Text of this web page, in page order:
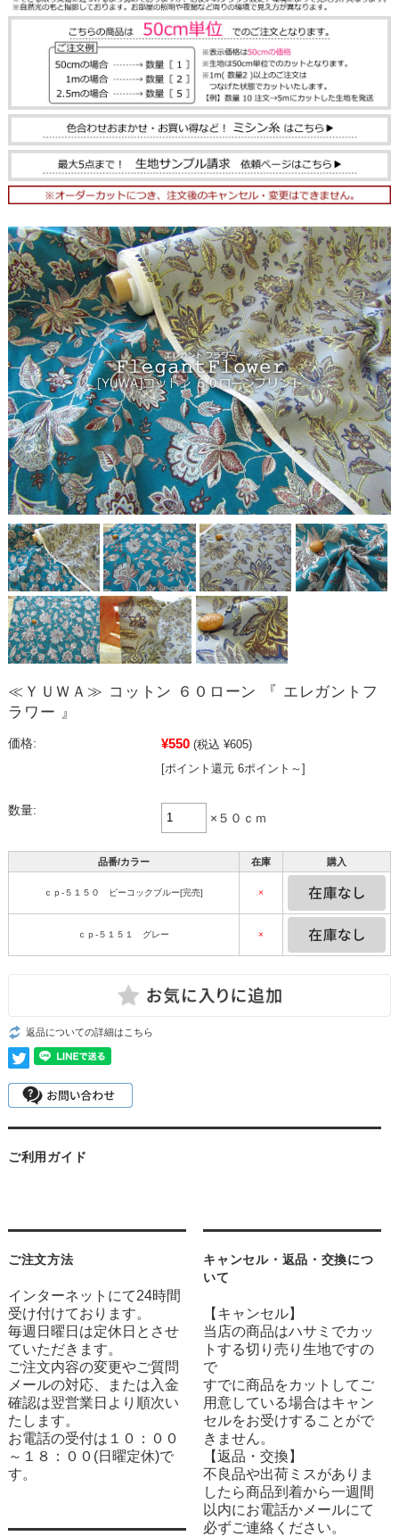
≪ＹＵＷＡ≫ コットン ６０ローン 『 エレガントフ
ラワー 』
価格: ¥550 (税込 ¥605)
[ポイント還元 6ポイント～]
数量:
×５０ｃｍ
品番/カラー 在庫 購入
ｃｐ-５１５０ ピーコックブルー[完売] ×
ｃｐ-５１５１ グレー ×
返品についての詳細はこちら
ご利用ガイド
ご注文方法
インターネットにて24時間
受け付けております。
毎週日曜日は定休日とさせ
ていただきます。
ご注文内容の変更やご質問
メールの対応、または入金
確認は翌営業日より順次い
たします。
お電話の受付は１０：００
～１８：００(日曜定休)で
す。
キャンセル・返品・交換につ
いて
【キャンセル】
当店の商品はハサミでカッ
トする切り売り生地ですの
で
すでに商品をカットしてご
用意している場合はキャン
セルをお受けすることがで
きません。
【返品・交換】
不良品や出荷ミスがありま
したら商品到着から一週間
以内にお電話かメールにて
必ずご連絡ください。